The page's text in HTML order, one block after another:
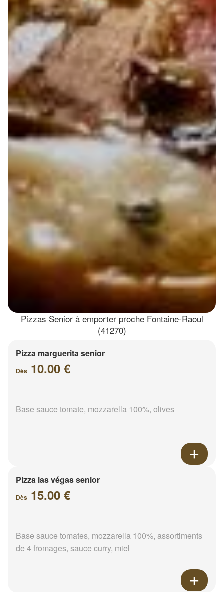
Pizzas Senior à emporter proche Fontaine-Raoul
(41270)
Pizza marguerita senior
Dès 10.00 €
Base sauce tomate, mozzarella 100%, olives
Pizza las végas senior
Dès 15.00 €
Base sauce tomates, mozzarella 100%, assortiments
de 4 fromages, sauce curry, miel